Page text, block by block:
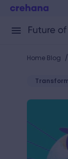
Home Blog /
Global